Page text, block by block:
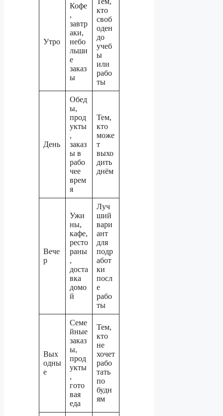
Утро
Кофе
,
завтр
аки,
небо
льши
е
заказ
ы
кто
своб
оден
до
учеб
ы
или
рабо
ты
День
Обед
ы,
прод
укты
,
заказ
ы в
рабо
чее
врем
я
Тем,
кто
може
т
выхо
дить
днём
Вече
р
Ужи
ны,
кафе,
ресто
раны
,
доста
вка
домо
й
Луч
ший
вари
ант
для
подр
абот
ки
посл
е
рабо
ты
Вых
одны
е
Семе
йные
заказ
ы,
прод
укты
,
гото
вая
еда
Тем,
кто
не
хочет
рабо
тать
по
будн
ям